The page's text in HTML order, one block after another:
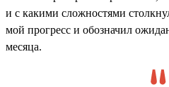
и с какими сложностями
мой прогресс и обозначил
месяца.